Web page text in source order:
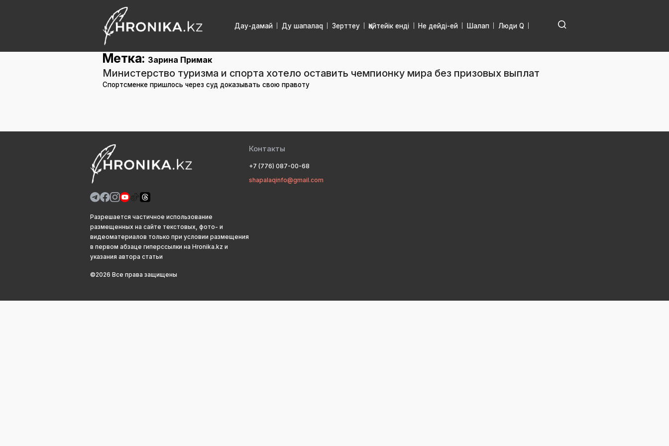
Дау-дамай Ду шапалаq Зерттеу Қайтейік енді Не дейді-ей Шалап Люди Q
Метка: Зарина Примак
Министерство туризма и спорта хотело оставить чемпионку мира без призовых выплат
Спортсменке пришлось через суд доказывать свою правоту
Разрешается частичное использование
размещенных на сайте текстовых, фото- и
видеоматериалов только при условии размещения
в первом абзаце гиперссылки на Hronika.kz и
указания автора статьи
©2026 Все права защищены
Контакты
+7 (776) 087-00-68
shapalaqinfo@gmail.com